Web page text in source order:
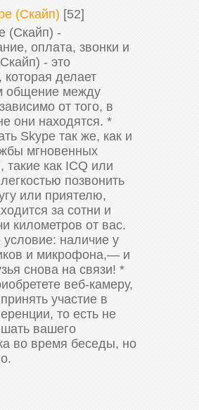
(Скайп) [52]
(Скайп) -
оплата, звонки и
- это
которая делает
общение между
от того, в
они находятся. *
Skype так же, как и
мгновенных
как ICQ или
позвонить
или приятелю,
за сотни и
километров от вас.
условие: наличие у
и микрофона,— и
снова на связи! *
веб-камеру,
участие в
то есть не
вашего
во время беседы, но